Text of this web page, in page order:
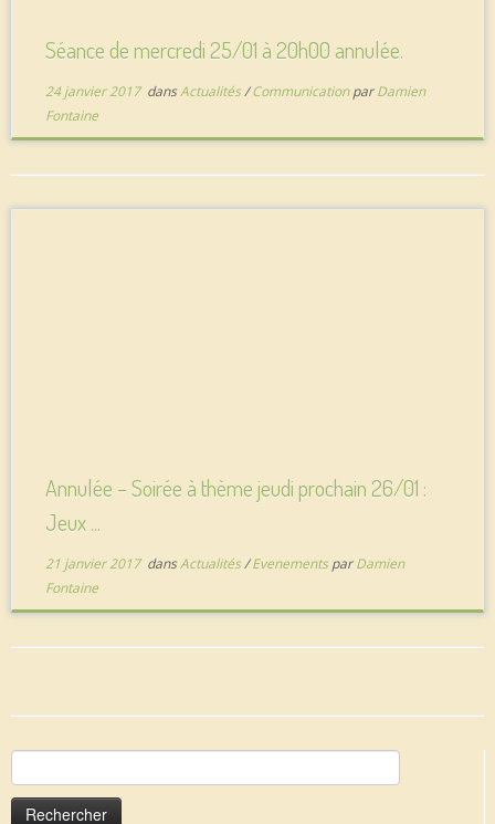
Séance de mercredi 25/01 à 20h00 annulée.
24 janvier 2017dansActualités/CommunicationparDamien
Fontaine
Annulée – Soirée à thème jeudi prochain 26/01 :
Jeux ...
21 janvier 2017dansActualités/Evenements parDamien
Fontaine
Rechercher :